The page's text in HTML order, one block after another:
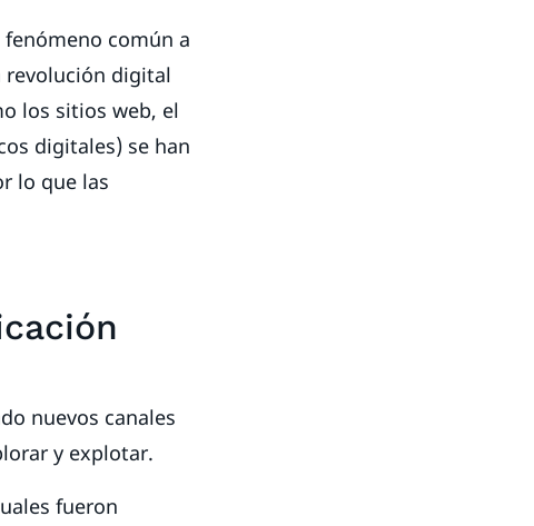
fenómeno común a
revolución digital
los sitios web, el
digitales) se han
lo que las
nuevos canales
y explotar.
fueron